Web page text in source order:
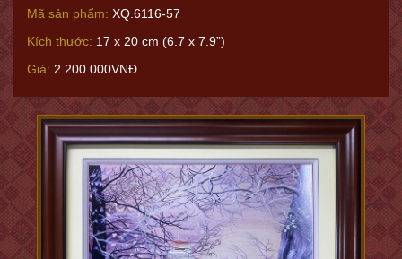
Mã sản phẩm: XQ.6116-57
Kích thước: 17 x 20 cm (6.7 x 7.9”)
Giá: 2.200.000VNĐ